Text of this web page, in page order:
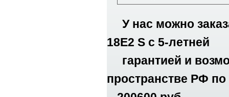
У нас можно
18E2 S с 5-летней
гарантией и
пространстве РФ по